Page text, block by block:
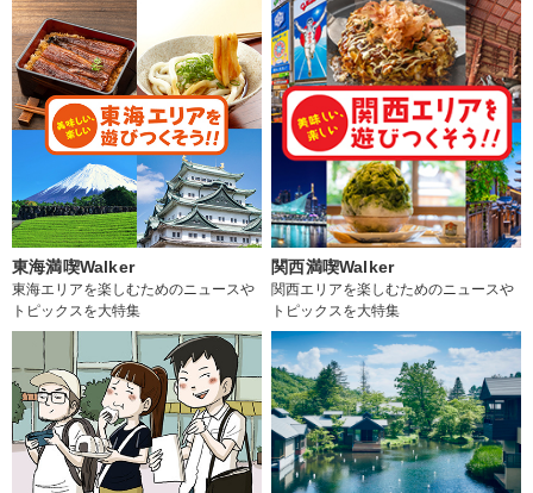
東海満喫Walker
東海エリアを楽しむためのニュースや
トピックスを大特集
関西満喫Walker
関西エリアを楽しむためのニュースや
トピックスを大特集